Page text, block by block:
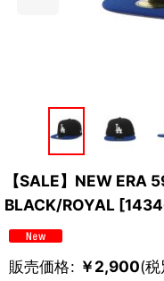
【SALE】NEW ERA
BLACK/ROYAL [
販売価格: ￥2,900(税